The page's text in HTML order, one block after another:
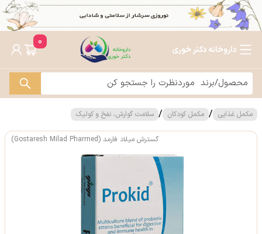
داروخانه دکتر خوری
0
مکمل غذایی / مکمل کودکان / سلامت گوارش، نفخ و کولیک
گسترش میلاد فارمد (Gostaresh Milad Pharmed)